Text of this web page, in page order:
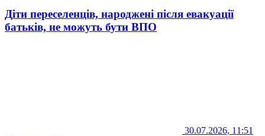
Діти переселенців, народжені після евакуації
батьків, не можуть бути ВПО
30.07.2026, 11:51